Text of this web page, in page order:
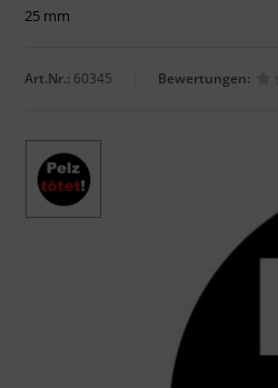
25 mm
Art.Nr.: 60345 Bewertungen: